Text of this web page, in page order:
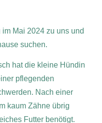
Mai 2024 zu uns und
suchen.
hat die kleine Hündin
pflegenden
Nach einer
kaum Zähne übrig
Futter benötigt.